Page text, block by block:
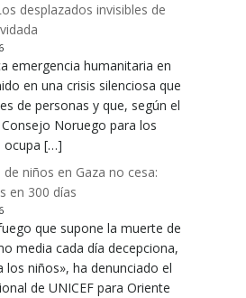
desplazados invisibles de
emergencia humanitaria en
en una crisis silenciosa que
de personas y que, según el
Noruego para los
ocupa […]
niños en Gaza no cesa:
en 300 días
que supone la muerte de
media cada día decepciona,
los niños», ha denunciado el
de UNICEF para Oriente